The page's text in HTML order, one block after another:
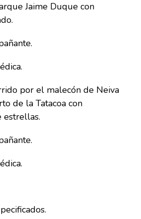
Jaime Duque con
por el malecón de Neiva
de la Tatacoa con
estrellas.